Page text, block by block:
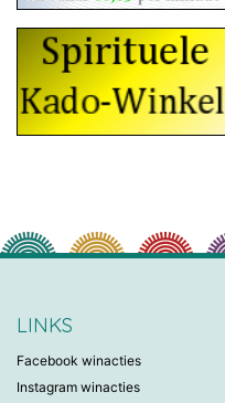
LINKS
Facebook winacties
Instagram winacties